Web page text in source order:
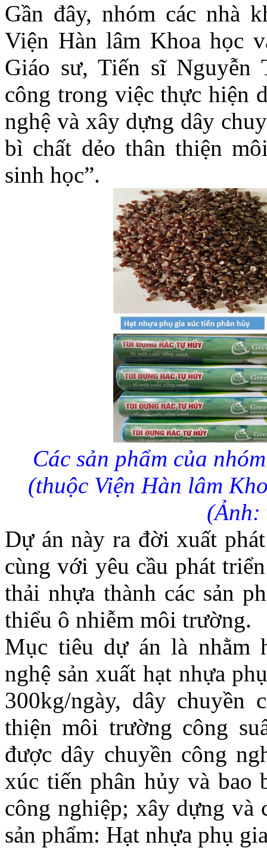
Gần đây, nhóm các nhà
Viện Hàn lâm Khoa học
Giáo sư, Tiến sĩ Nguyễn
công trong việc thực hiện
nghệ và xây dựng dây
bì chất dẻo thân thiện
sinh học”.
Các sản phẩm của
(thuộc Viện Hàn lâm
(Ảnh:
Dự án này ra đời xuất
cùng với yêu cầu phát
thải nhựa thành các sản
thiểu ô nhiễm môi trường.
Mục tiêu dự án là nhằm
nghệ sản xuất hạt nhựa
300kg/ngày, dây chuyền
thiện môi trường công
được dây chuyền công
xúc tiến phân hủy và
công nghiệp; xây dựng và
sản phẩm: Hạt nhựa phụ